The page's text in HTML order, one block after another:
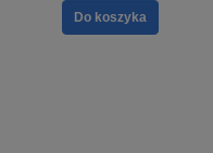
Do koszyka